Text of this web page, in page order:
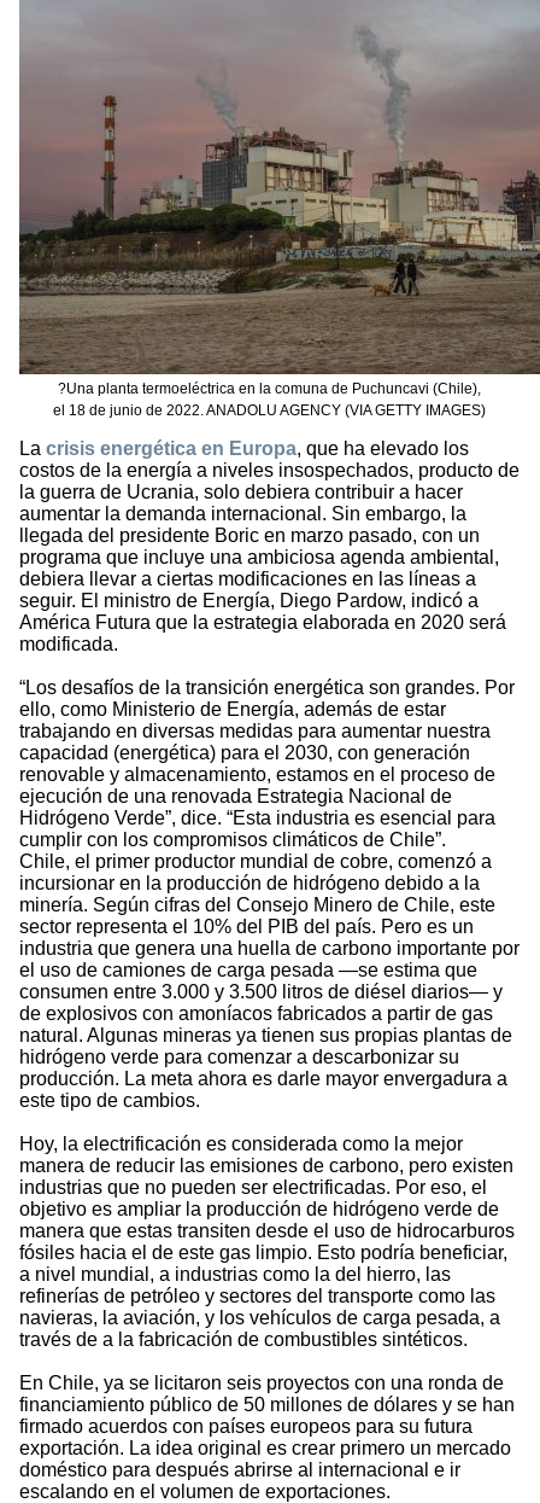
?Una planta termoeléctrica en la comuna de Puchuncavi (Chile),
el 18 de junio de 2022. ANADOLU AGENCY (VIA GETTY IMAGES)
La crisis energética en Europa, que ha elevado los
costos de la energía a niveles insospechados, producto de
la guerra de Ucrania, solo debiera contribuir a hacer
aumentar la demanda internacional. Sin embargo, la
llegada del presidente Boric en marzo pasado, con un
programa que incluye una ambiciosa agenda ambiental,
debiera llevar a ciertas modificaciones en las líneas a
seguir. El ministro de Energía, Diego Pardow, indicó a
América Futura que la estrategia elaborada en 2020 será
modificada.
“Los desafíos de la transición energética son grandes. Por
ello, como Ministerio de Energía, además de estar
trabajando en diversas medidas para aumentar nuestra
capacidad (energética) para el 2030, con generación
renovable y almacenamiento, estamos en el proceso de
ejecución de una renovada Estrategia Nacional de
Hidrógeno Verde”, dice. “Esta industria es esencial para
cumplir con los compromisos climáticos de Chile”.
Chile, el primer productor mundial de cobre, comenzó a
incursionar en la producción de hidrógeno debido a la
minería. Según cifras del Consejo Minero de Chile, este
sector representa el 10% del PIB del país. Pero es un
industria que genera una huella de carbono importante por
el uso de camiones de carga pesada —se estima que
consumen entre 3.000 y 3.500 litros de diésel diarios— y
de explosivos con amoníacos fabricados a partir de gas
natural. Algunas mineras ya tienen sus propias plantas de
hidrógeno verde para comenzar a descarbonizar su
producción. La meta ahora es darle mayor envergadura a
este tipo de cambios.
Hoy, la electrificación es considerada como la mejor
manera de reducir las emisiones de carbono, pero existen
industrias que no pueden ser electrificadas. Por eso, el
objetivo es ampliar la producción de hidrógeno verde de
manera que estas transiten desde el uso de hidrocarburos
fósiles hacia el de este gas limpio. Esto podría beneficiar,
a nivel mundial, a industrias como la del hierro, las
refinerías de petróleo y sectores del transporte como las
navieras, la aviación, y los vehículos de carga pesada, a
través de a la fabricación de combustibles sintéticos.
En Chile, ya se licitaron seis proyectos con una ronda de
financiamiento público de 50 millones de dólares y se han
firmado acuerdos con países europeos para su futura
exportación. La idea original es crear primero un mercado
doméstico para después abrirse al internacional e ir
escalando en el volumen de exportaciones.